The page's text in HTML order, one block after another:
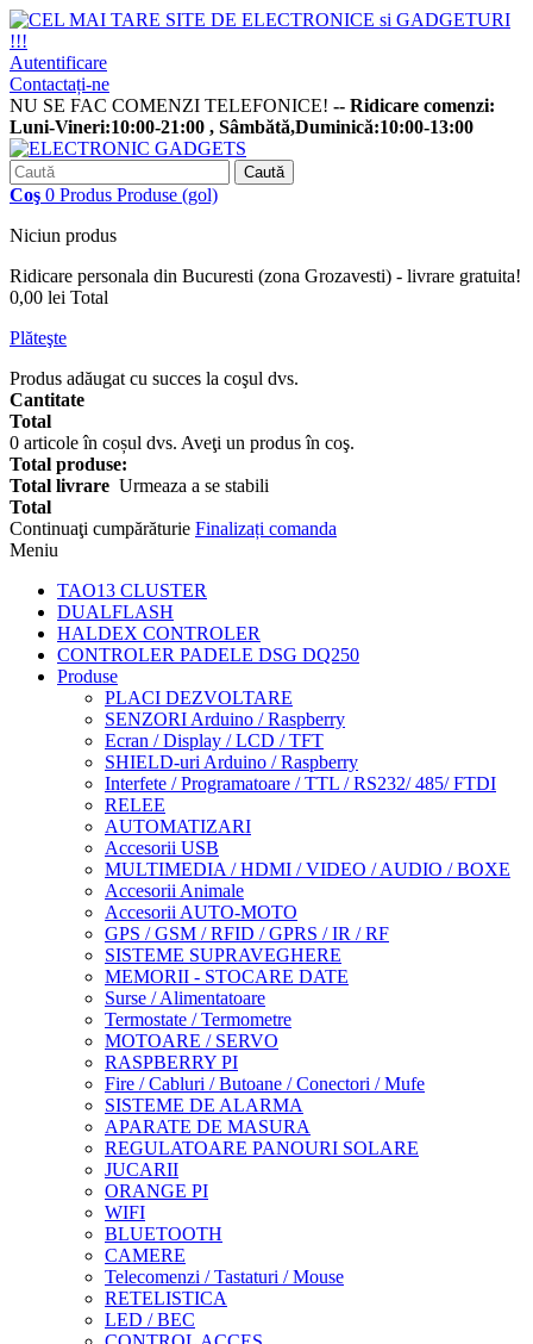
Autentificare
Contactați-ne
NU SE FAC COMENZI TELEFONICE! -- Ridicare comenzi:
Luni-Vineri:10:00-21:00 , Sâmbătă,Duminică:10:00-13:00
Caută
Coş 0 Produs Produse (gol)
Niciun produs
Ridicare personala din Bucuresti (zona Grozavesti) - livrare gratuita!
0,00 lei Total
Plăteşte
Produs adăugat cu succes la coşul dvs.
Cantitate
Total
0 articole în coșul dvs. Aveţi un produs în coş.
Total produse:
Total livrare Urmeaza a se stabili
Total
Continuaţi cumpărăturie Finalizați comanda
Meniu
TAO13 CLUSTER
DUALFLASH
HALDEX CONTROLER
CONTROLER PADELE DSG DQ250
Produse
PLACI DEZVOLTARE
SENZORI Arduino / Raspberry
Ecran / Display / LCD / TFT
SHIELD-uri Arduino / Raspberry
Interfete / Programatoare / TTL / RS232/ 485/ FTDI
RELEE
AUTOMATIZARI
Accesorii USB
MULTIMEDIA / HDMI / VIDEO / AUDIO / BOXE
Accesorii Animale
Accesorii AUTO-MOTO
GPS / GSM / RFID / GPRS / IR / RF
SISTEME SUPRAVEGHERE
MEMORII - STOCARE DATE
Surse / Alimentatoare
Termostate / Termometre
MOTOARE / SERVO
RASPBERRY PI
Fire / Cabluri / Butoane / Conectori / Mufe
SISTEME DE ALARMA
APARATE DE MASURA
REGULATOARE PANOURI SOLARE
JUCARII
ORANGE PI
WIFI
BLUETOOTH
CAMERE
Telecomenzi / Tastaturi / Mouse
RETELISTICA
LED / BEC